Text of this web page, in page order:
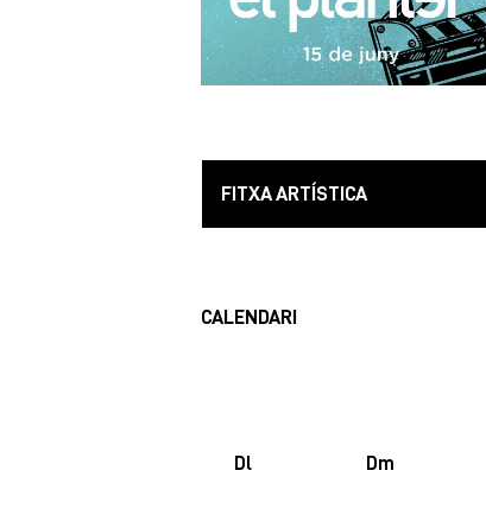
FITXA ARTÍSTICA
CALENDARI
Dl Dm